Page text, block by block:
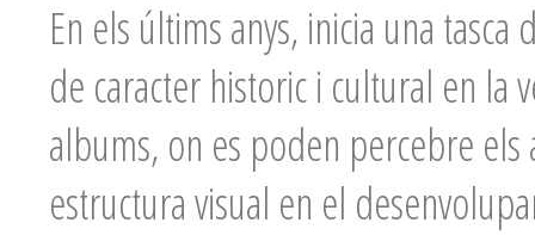
En els últims anys, inicia una
de caracter historic i cultural en la
albums, on es poden percebre els
estructura visual en el